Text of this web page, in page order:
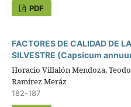
PDF
FACTORES DE CALIDAD DE
SILVESTRE (Capsicum
Horacio Villalón Mendoza,
Ramírez Meráz
182-187